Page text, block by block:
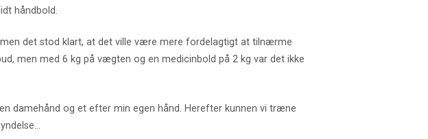
håndbold.
det stod klart, at det ville være mere fordelagtigt at tilnærme
men med 6 kg på vægten og en medicinbold på 2 kg var det ikke
damehånd og et efter min egen hånd. Herefter kunnen vi træne